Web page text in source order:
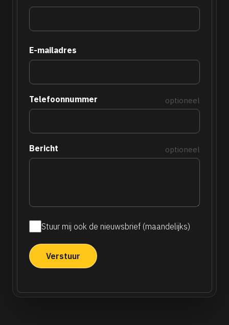
E-mailadres
Telefoonnummer optioneel
Bericht optioneel
Maandelijkse
nieuwsbrief
Stuur mij ook de nieuwsbrief (maandelijks)